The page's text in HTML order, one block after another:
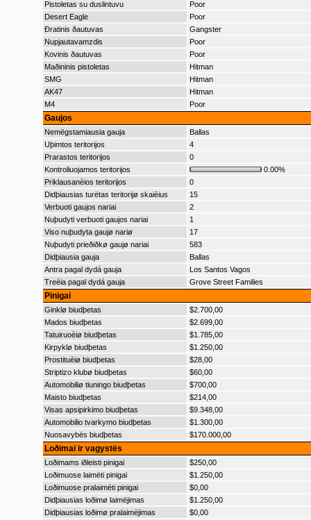
Pistoletas su duslintuvu
Poor
Desert Eagle
Poor
Ðratinis ðautuvas
Gangster
Nupjautavamzdis
Poor
Kovinis ðautuvas
Poor
Maðininis pistoletas
Hitman
SMG
Hitman
AK47
Hitman
M4
Poor
Gaujos
Nemëgstamiausia gauja
Ballas
Uþimtos teritorijos
4
Prarastos teritorijos
0
Kontroliuojamos teritorijos
0.00%
Priklausanèios teritorijos
0
Didþiausias turëtas teritorijø skaièius
15
Verbuoti gaujos nariai
2
Nuþudyti verbuoti gaujos nariai
1
Viso nuþudyta gaujø nariø
17
Nuþudyti prieðiðkø gaujø nariai
583
Didþiausia gauja
Ballas
Antra pagal dydá gauja
Los Santos Vagos
Treèia pagal dydá gauja
Grove Street Families
Pinigai
Ginklø biudþetas
$2.700,00
Mados biudþetas
$2.699,00
Tatuiruoèiø biudþetas
$1.785,00
Kirpyklø biudþetas
$1.250,00
Prostituèiø biudþetas
$28,00
Striptizo klubø biudþetas
$60,00
Automobiliø tiuningo biudþetas
$700,00
Maisto biudþetas
$214,00
Visas apsipirkimo biudþetas
$9.348,00
Automobilio tvarkymo biudþetas
$1.300,00
Nuosavybës biudþetas
$170.000,00
Loðimai ir vagystës
Loðimams iðleisti pinigai
$250,00
Loðimuose laimëti pinigai
$1.250,00
Loðimuose pralaimëti pinigai
$0,00
Didþiausias loðimø laimëjimas
$1.250,00
Didþiausias loðimø pralaimëjimas
$0,00